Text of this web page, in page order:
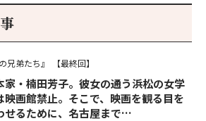
兄弟たち』 【最終回】
家・楠田芳子。彼女の通う浜松の女学
映画館禁止。そこで、映画を観る目を
せるために、名古屋まで…